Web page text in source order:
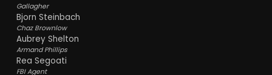
Gallagher
Bjorn Steinbach
Chaz Brownlow
Aubrey Shelton
Armand Phillips
Rea Segoati
FBI Agent